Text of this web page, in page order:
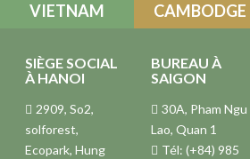
VIETNAM CAMBODGE
SIÈGE SOCIAL
À HANOI
2909, So2,
solforest,
Ecopark, Hung
BUREAU À
SAIGON
30A, Pham Ngu
Lao, Quan 1
Tél: (+84) 985